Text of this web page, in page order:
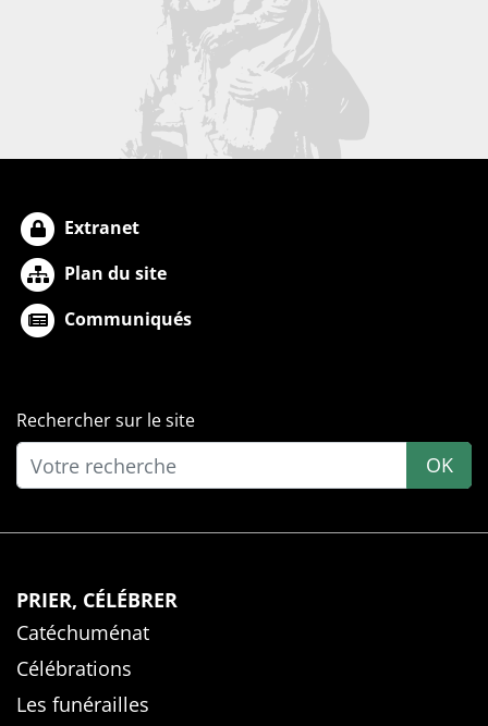
Extranet
Plan du site
Communiqués
Rechercher sur le site
OK
PRIER, CÉLÉBRER
Catéchuménat
Célébrations
Les funérailles